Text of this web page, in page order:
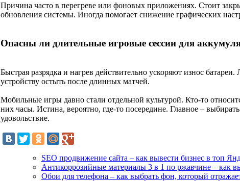
Причина часто в перегреве или фоновых приложениях. Стоит
обновления системы. Иногда помогает снижение графических
Опасны ли длительные игровые сессии для
Быстрая разрядка и нагрев действительно ускоряют износ
устройству остыть после длинных матчей.
Мобильные игры давно стали отдельной культурой. Кто-то
них часы. Истина, вероятно, где-то посередине. Главное –
удовольствие.
SEO продвижение сайта – как вывести бизнес в топ
Антикоррозийные материалы 3 в 1 по ржавчине – как
Обои для телефона – как выбрать фон, который